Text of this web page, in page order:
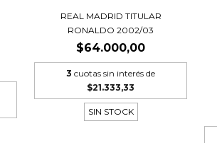
REAL MADRID TITULAR
RONALDO 2002/03
$64.000,00
3 cuotas sin interés de
$21.333,33
SIN STOCK